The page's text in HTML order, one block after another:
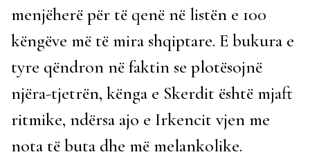
menjëherë për të qenë në listën e 100
këngëve më të mira shqiptare. E bukura e
tyre qëndron në faktin se plotësojnë
njëra-tjetrën, kënga e Skerdit është mjaft
ritmike, ndërsa ajo e Irkencit vjen me
nota të buta dhe më melankolike.